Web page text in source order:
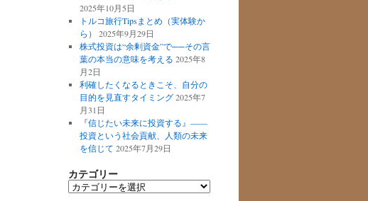
2025年10月5日
トルコ旅行Tipsまとめ（実体験か
ら）
2025年9月29日
株式投資は“余剰資金”で──その言
葉の本当の意味を考える 2025年8
月2日
利確したくなるときこそ、自分の
目的を見直すタイミング 2025年7
月31日
『信じたい未来に投資する』――
投資という社会貢献、人類の未来
を信じて 2025年7月29日
カテゴリー
カ